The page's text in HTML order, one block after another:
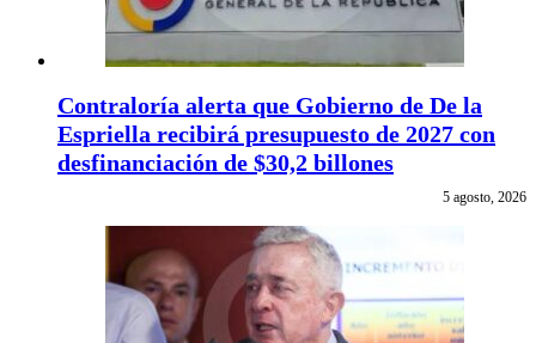
Contraloría alerta que Gobierno de De la
Espriella recibirá presupuesto de 2027 con
desfinanciación de $30,2 billones
5 agosto, 2026